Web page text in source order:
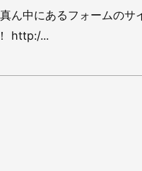
ん中にあるフォームのサ
http:/...